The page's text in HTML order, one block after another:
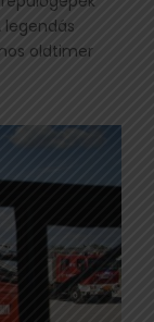
legendás
oldtimer